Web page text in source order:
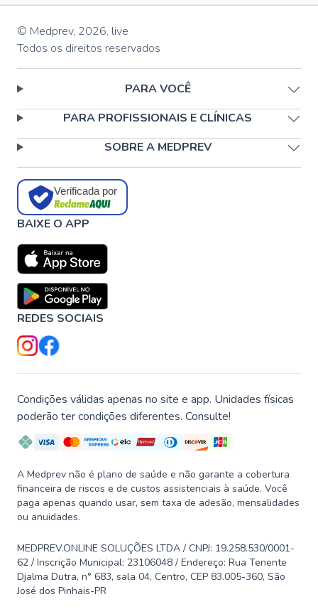
© Medprev, 2026, live
Todos os direitos reservados
PARA VOCÊ
PARA PROFISSIONAIS E CLÍNICAS
SOBRE A MEDPREV
Verificada por
BAIXE O APP
REDES SOCIAIS
Condições válidas apenas no site e app. Unidades físicas
poderão ter condições diferentes. Consulte!
A Medprev não é plano de saúde e não garante a cobertura
financeira de riscos e de custos assistenciais à saúde. Você
paga apenas quando usar, sem taxa de adesão, mensalidades
ou anuidades.
MEDPREV.ONLINE SOLUÇÕES LTDA / CNPJ: 19.258.530/0001-
62 / Inscrição Municipal: 23106048 / Endereço: Rua Tenente
Djalma Dutra, n° 683, sala 04, Centro, CEP 83.005-360, São
José dos Pinhais-PR